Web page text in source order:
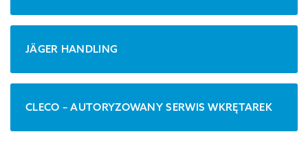
JÄGER HANDLING
CLECO – AUTORYZOWANY SERWIS WKRĘTAREK